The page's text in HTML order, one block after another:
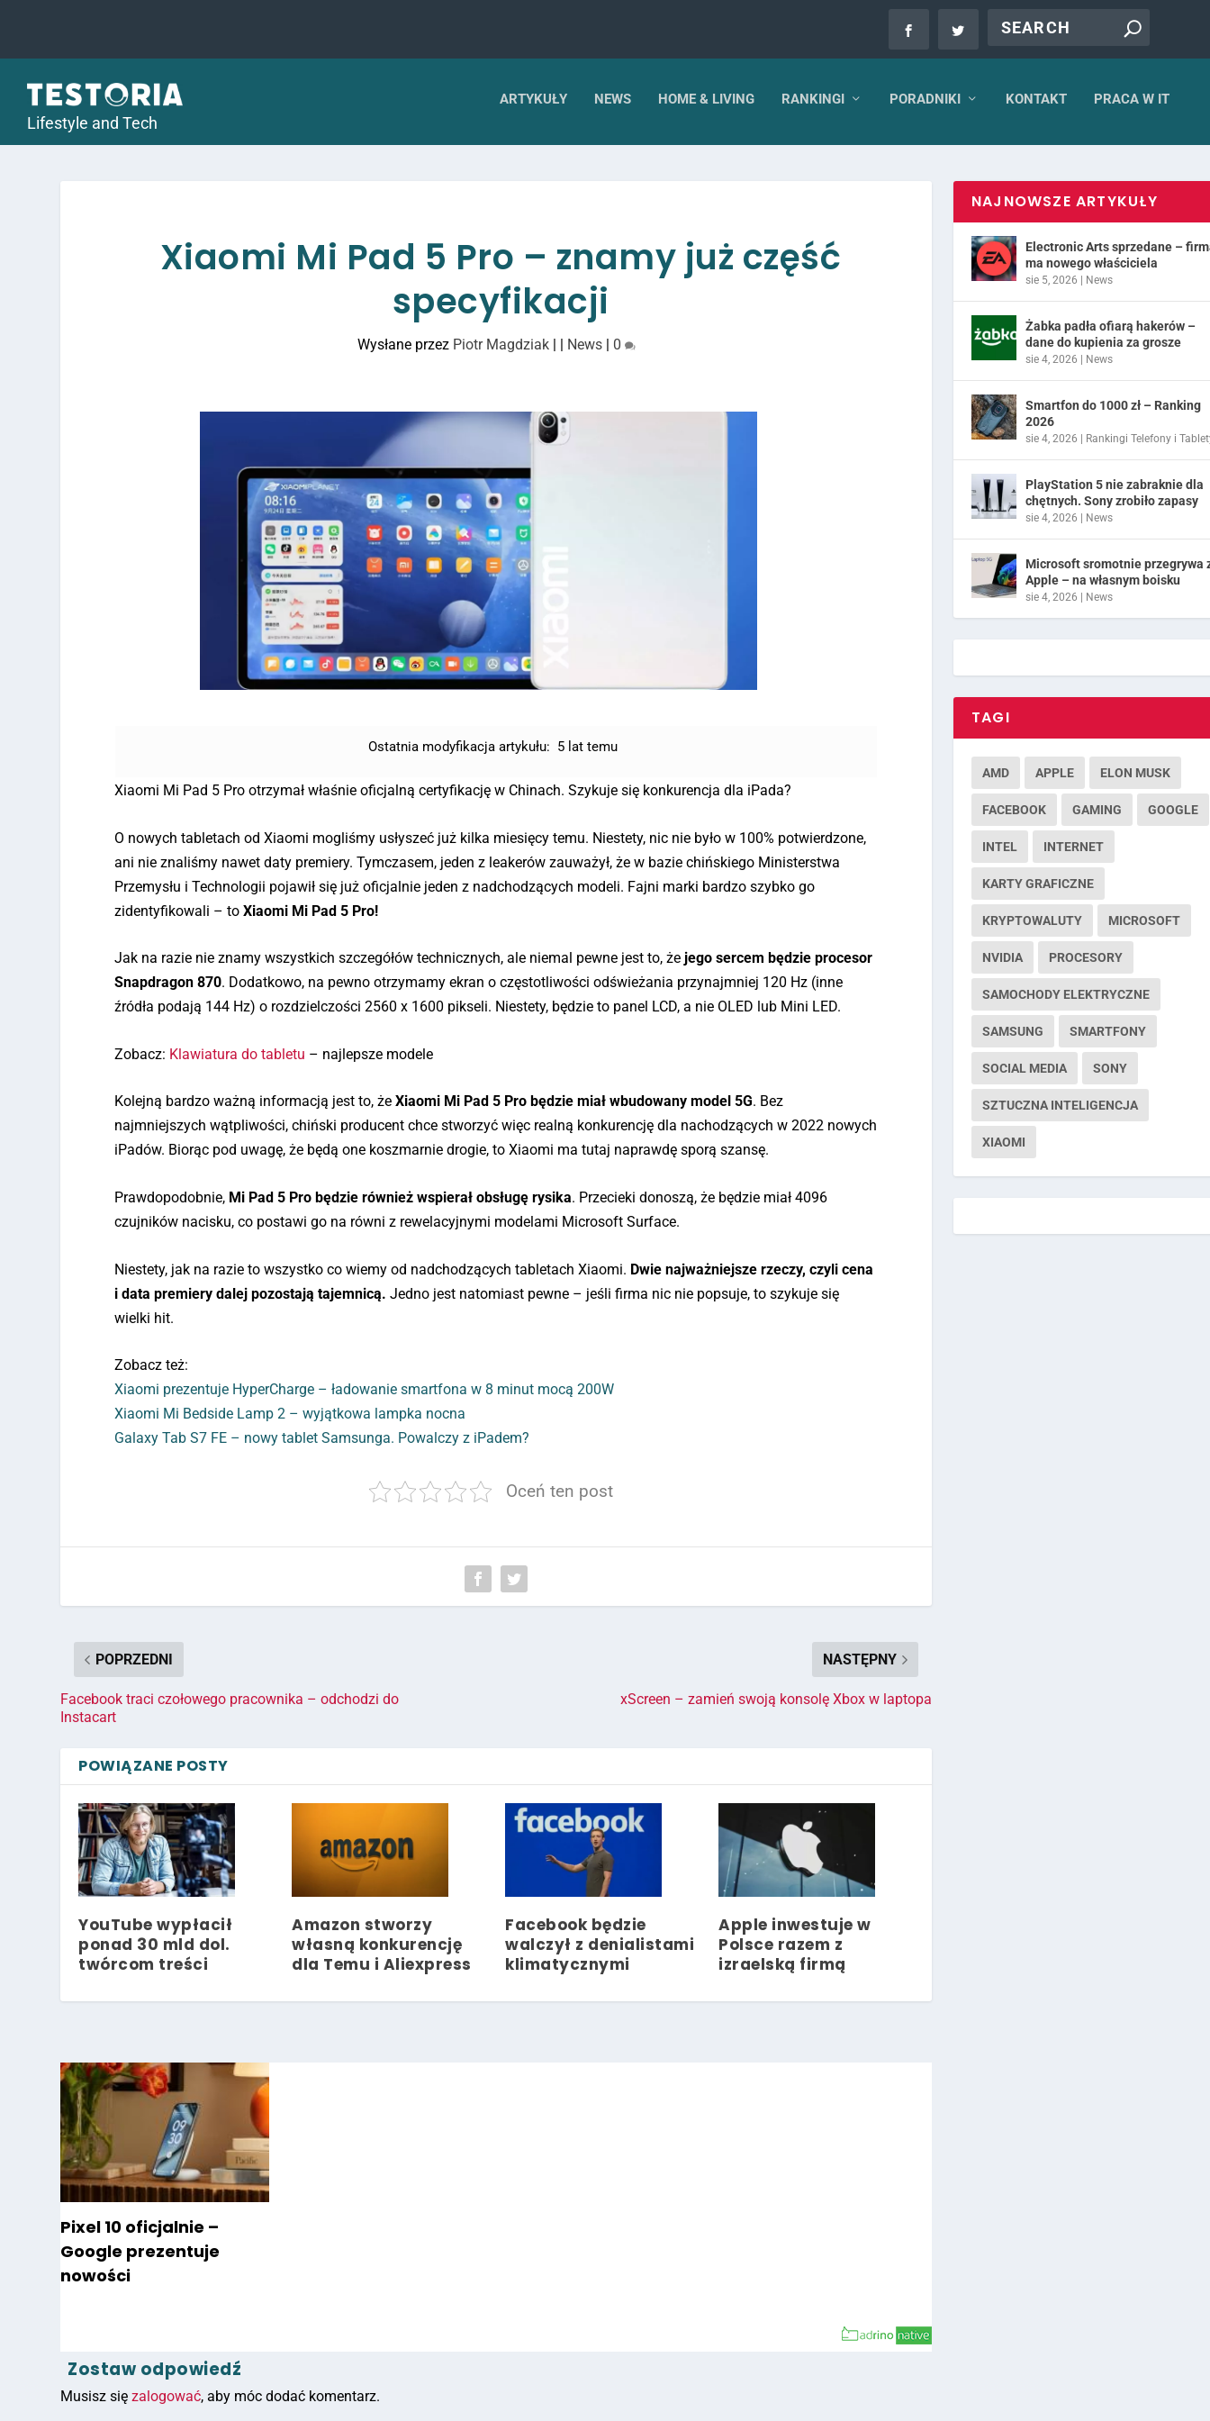
Lifestyle and Tech
ARTYKUŁY NEWS HOME & LIVING RANKINGI PORADNIKI KONTAKT PRACA W IT
Xiaomi Mi Pad 5 Pro – znamy już część
specyfikacji
Wysłane przez Piotr Magdziak| | News| 0
Ostatnia modyfikacja artykułu: 5 lat temu
Xiaomi Mi Pad 5 Pro otrzymał właśnie oficjalną certyfikację w Chinach. Szykuje się konkurencja dla iPada?
O nowych tabletach od Xiaomi mogliśmy usłyszeć już kilka miesięcy temu. Niestety, nic nie było w 100% potwierdzone,
ani nie znaliśmy nawet daty premiery. Tymczasem, jeden z leakerów zauważył, że w bazie chińskiego Ministerstwa
Przemysłu i Technologii pojawił się już oficjalnie jeden z nadchodzących modeli. Fajni marki bardzo szybko go
zidentyfikowali – toXiaomi Mi Pad 5 Pro!
Jak na razie nie znamy wszystkich szczegółów technicznych, ale niemal pewne jest to, że jego sercem będzie procesor
Snapdragon 870. Dodatkowo, na pewno otrzymamy ekran o częstotliwości odświeżania przynajmniej 120 Hz (inne
źródła podają 144 Hz) o rozdzielczości 2560 x 1600 pikseli. Niestety, będzie to panel LCD, a nie OLED lub Mini LED.
Zobacz: Klawiatura do tabletu – najlepsze modele
Kolejną bardzo ważną informacją jest to, żeXiaomi Mi Pad 5 Pro będzie miał wbudowany model 5G. Bez
najmniejszych wątpliwości, chiński producent chce stworzyć więc realną konkurencję dla nachodzących w 2022 nowych
iPadów. Biorąc pod uwagę, że będą one koszmarnie drogie, to Xiaomi ma tutaj naprawdę sporą szansę.
Prawdopodobnie, Mi Pad 5 Pro będzie również wspierał obsługę rysika. Przecieki donoszą, że będzie miał 4096
czujników nacisku, co postawi go na równi z rewelacyjnymi modelami Microsoft Surface.
Niestety, jak na razie to wszystko co wiemy od nadchodzących tabletach Xiaomi. Dwie najważniejsze rzeczy, czyli cena
i data premiery dalej pozostają tajemnicą. Jedno jest natomiast pewne – jeśli firma nic nie popsuje, to szykuje się
wielki hit.
Zobacz też:
Xiaomi prezentuje HyperCharge – ładowanie smartfona w 8 minut mocą 200W
Xiaomi Mi Bedside Lamp 2 – wyjątkowa lampka nocna
Galaxy Tab S7 FE – nowy tablet Samsunga. Powalczy z iPadem?
Oceń ten post
POPRZEDNI
Facebook traci czołowego pracownika – odchodzi do
Instacart
NASTĘPNY
xScreen – zamień swoją konsolę Xbox w laptopa
POWIĄZANE POSTY
YouTube wypłacił
ponad 30 mld dol.
twórcom treści
Amazon stworzy
własną konkurencję
dla Temu i Aliexpress
Facebook będzie
walczył z denialistami
klimatycznymi
Apple inwestuje w
Polsce razem z
izraelską firmą
Pixel 10 oficjalnie –
Google prezentuje
nowości
Zostaw odpowiedź
Musisz sięzalogować, aby móc dodać komentarz.
NAJNOWSZE ARTYKUŁY
Electronic Arts sprzedane –
ma nowego właściciela
sie 5, 2026 | News
Żabka padła ofiarą hakerów –
dane do kupienia za grosze
sie 4, 2026 | News
Smartfon do 1000 zł – Ranking
2026
sie 4, 2026 | Rankingi Telefony i
PlayStation 5 nie zabraknie dla
chętnych. Sony zrobiło zapasy
sie 4, 2026 | News
Microsoft sromotnie przegrywa
Apple – na własnym boisku
sie 4, 2026 | News
TAGI
AMD APPLE ELON MUSK
FACEBOOK GAMING GOOGLE
INTEL INTERNET
KARTY GRAFICZNE
KRYPTOWALUTY MICROSOFT
NVIDIA PROCESORY
SAMOCHODY ELEKTRYCZNE
SAMSUNG SMARTFONY
SOCIAL MEDIA SONY
SZTUCZNA INTELIGENCJA
XIAOMI